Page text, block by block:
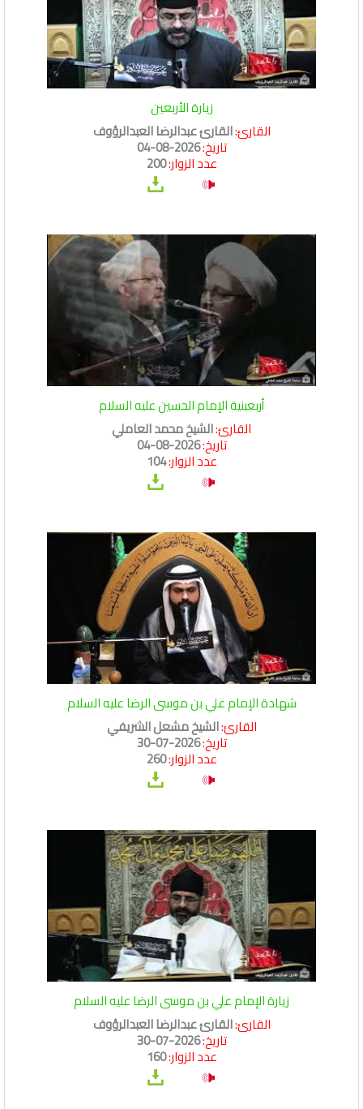
زيارة الأربعين
القارئ:القارئ عبدالرضا العبدالرؤوف
تاريخ:2026-08-04
عدد الزوار:200
أربعينية الإمام الحسين عليه السلام
القارئ:الشيخ محمد العاملي
تاريخ:2026-08-04
عدد الزوار:104
شهادة الإمام علي بن موسى الرضا عليه السلام
القارئ:الشيخ مشعل الشريفي
تاريخ:2026-07-30
عدد الزوار:260
زيارة الإمام علي بن موسى الرضا عليه السلام
القارئ:القارئ عبدالرضا العبدالرؤوف
تاريخ:2026-07-30
عدد الزوار:160